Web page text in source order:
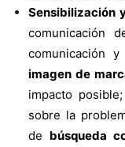
Sensibilización
comunicación
comunicación
imagen de
impacto posible;
sobre la
de búsqueda